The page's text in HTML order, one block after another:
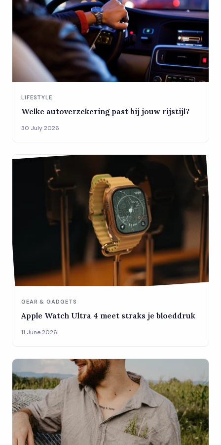
LIFESTYLE
Welke autoverzekering past bij jouw rijstijl?
30 July 2026
GEAR & GADGETS
Apple Watch Ultra 4 meet straks je bloeddruk
11 June 2026